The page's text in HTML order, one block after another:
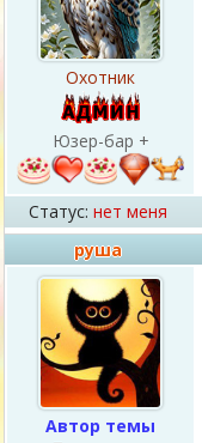
Охотник
Юзер-бар +
Статус: нет меня
руша
Автор темы